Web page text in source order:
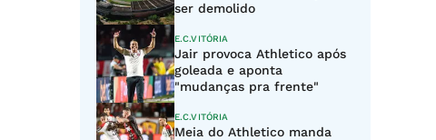
ser demolido
E.C.VITÓRIA
Jair provoca Athletico após
goleada e aponta
"mudanças pra frente"
E.C.VITÓRIA
Meia do Athletico manda